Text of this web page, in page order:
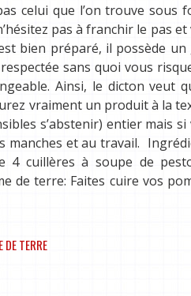
celui que l’on trouve sous
pas à franchir le pas et
bien préparé, il possède
sans quoi vous
Ainsi, le dicton veut
vraiment un produit à la
s’abstenir) entier mais si
manches et au travail.
4 cuillères à soupe de
de terre: Faites cuire vos
DE TERRE